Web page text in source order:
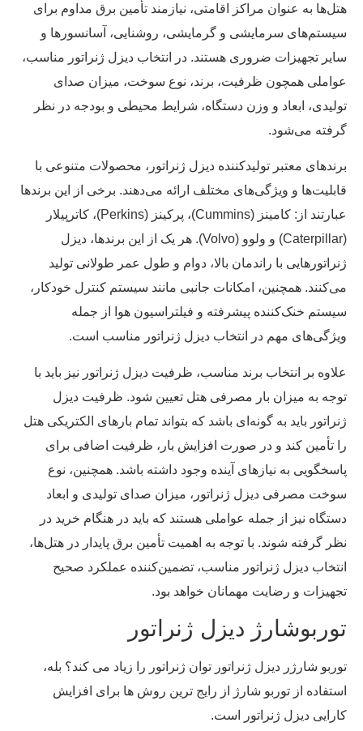
هتل‌ها به عنوان مراکز اقامتی، نیازمند تأمین برق مداوم برای
سیستم‌های سرمایشی و گرمایشی، روشنایی، آسانسورها و
سایر تجهیزات ضروری هستند. در انتخاب دیزل ژنراتور مناسب،
عواملی همچون ظرفیت، برند، نوع سوخت، میزان صدای
تولیدی، ابعاد و وزن دستگاه، شرایط محیطی و بودجه در نظر
گرفته می‌شود.
برندهای معتبر تولیدکننده دیزل ژنراتور، محصولات متنوعی با
قابلیت‌ها و ویژگی‌های مختلف ارائه می‌دهند. برخی از این برندها
عبارتند از: کامینز (Cummins)، پرکینز (Perkins)، کاترپیلار
(Caterpillar) و ولوو (Volvo). هر یک از این برندها، دیزل
ژنراتورهایی با راندمان بالا، دوام و طول عمر طولانی تولید
می‌کنند. همچنین، امکانات جانبی مانند سیستم کنترل خودکار،
سیستم خنک‌کننده پیشرفته و فیلتراسیون هوا از جمله
ویژگی‌های مهم در انتخاب دیزل ژنراتور مناسب است.
علاوه بر انتخاب برند مناسب، ظرفیت دیزل ژنراتور نیز باید با
توجه به میزان بار مصرفی هتل تعیین شود. ظرفیت دیزل
ژنراتور باید به گونه‌ای باشد که بتواند تمام بارهای الکتریکی هتل
را تأمین کند و در صورت افزایش بار، ظرفیت اضافی برای
پاسخگویی به نیازهای آینده وجود داشته باشد. همچنین، نوع
سوخت مصرفی دیزل ژنراتور، میزان صدای تولیدی و ابعاد
دستگاه نیز از جمله عواملی هستند که باید در هنگام خرید در
نظر گرفته شوند. با توجه به اهمیت تأمین برق پایدار در هتل‌ها،
انتخاب دیزل ژنراتور مناسب، تضمین‌کننده عملکرد صحیح
تجهیزات و رضایت مهمانان خواهد بود.
توربوشارژ دیزل ژنراتور
توربو شارژر دیزل ژنراتور توان ژنراتور را زیاد می کند؟ بله،
استفاده از توربو شارژ از رایج ترین روش ها برای افزایش
کارایی دیزل ژنراتور است.